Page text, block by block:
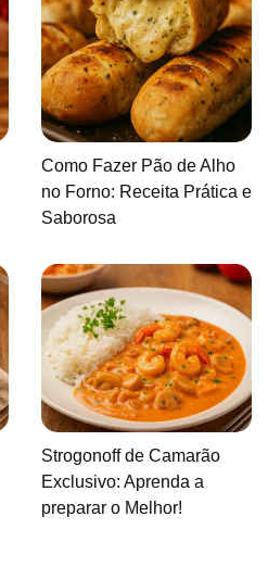
Como Fazer Pão de Alho
no Forno: Receita Prática e
Saborosa
Strogonoff de Camarão
Exclusivo: Aprenda a
preparar o Melhor!